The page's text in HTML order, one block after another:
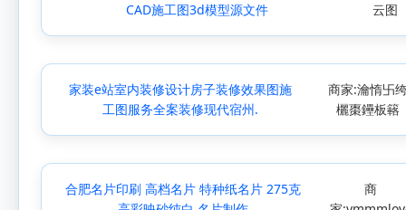
CAD施工图3d模型源文件
云图
家装e站室内装修设计房子装修效果图施
工图服务全案装修现代宿州.
商家:瀹惰卐
欐棗鑸板簵
合肥名片印刷 高档名片 特种纸名片 275克
商